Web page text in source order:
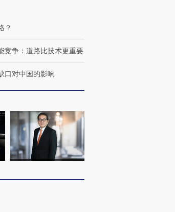
被称为“蟑螂”的印
世代 用街头抗争将教
视线｜“入侵”还是“人道危
机”？难民潮撕裂西班牙
？
竞争：道路比技术更重要
口对中国的影响